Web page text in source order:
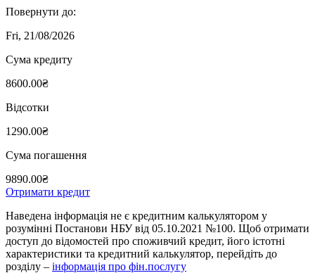
Повернути до:
Fri, 21/08/2026
Сума кредиту
8600.00₴
Відсотки
1290.00₴
Сума погашення
9890.00₴
Отримати кредит
Наведена інформація не є кредитним калькулятором у
розумінні Постанови НБУ від 05.10.2021 №100. Щоб отримати
доступ до відомостей про споживчий кредит, його істотні
характеристики та кредитний калькулятор, перейдіть до
розділу – інформація про фін.послугу